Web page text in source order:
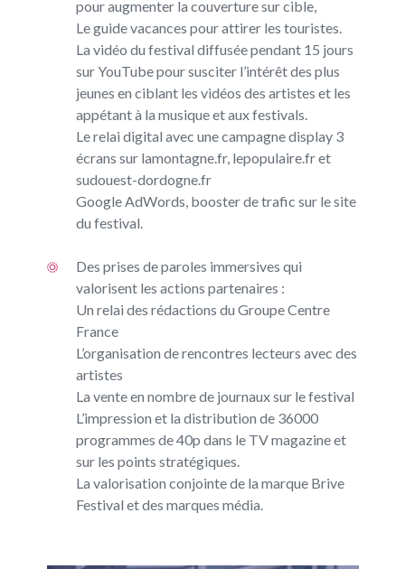
pour augmenter la couverture sur cible,
Le guide vacances pour attirer les touristes.
La vidéo du festival diffusée pendant 15 jours
sur YouTube pour susciter l’intérêt des plus
jeunes en ciblant les vidéos des artistes et les
appétant à la musique et aux festivals.
Le relai digital avec une campagne display 3
écrans sur lamontagne.fr, lepopulaire.fr et
sudouest-dordogne.fr
Google AdWords, booster de trafic sur le site
du festival.
Des prises de paroles immersives qui
valorisent les actions partenaires :
Un relai des rédactions du Groupe Centre
France
L’organisation de rencontres lecteurs avec des
artistes
La vente en nombre de journaux sur le festival
L’impression et la distribution de 36000
programmes de 40p dans le TV magazine et
sur les points stratégiques.
La valorisation conjointe de la marque Brive
Festival et des marques média.